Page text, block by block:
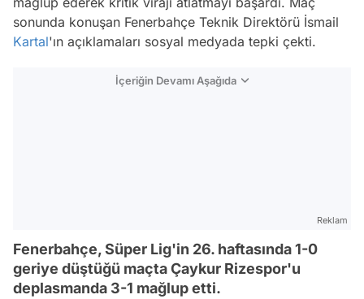
sonunda konuşan Fenerbahçe Teknik Direktörü İsmail
Kartal'ın açıklamaları sosyal medyada tepki çekti.
İçeriğin Devamı Aşağıda
Reklam
Fenerbahçe, Süper Lig'in 26. haftasında 1-0
geriye düştüğü maçta Çaykur Rizespor'u
deplasmanda 3-1 mağlup etti.